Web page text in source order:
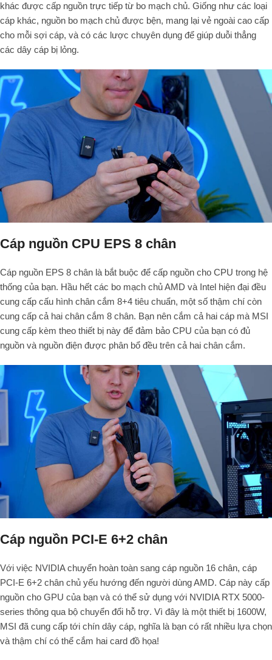
khác được cấp nguồn trực tiếp từ bo mạch chủ. Giống như các loại
cáp khác, nguồn bo mạch chủ được bện, mang lại vẻ ngoài cao cấp
cho mỗi sợi cáp, và có các lược chuyên dụng để giúp duỗi thẳng
các dây cáp bị lỏng.
Cáp nguồn CPU EPS 8 chân
Cáp nguồn EPS 8 chân là bắt buộc để cấp nguồn cho CPU trong hệ
thống của bạn. Hầu hết các bo mạch chủ AMD và Intel hiện đại đều
cung cấp cấu hình chân cắm 8+4 tiêu chuẩn, một số thậm chí còn
cung cấp cả hai chân cắm 8 chân. Bạn nên cắm cả hai cáp mà MSI
cung cấp kèm theo thiết bị này để đảm bảo CPU của bạn có đủ
nguồn và nguồn điện được phân bổ đều trên cả hai chân cắm.
Cáp nguồn PCI-E 6+2 chân
Với việc NVIDIA chuyển hoàn toàn sang cáp nguồn 16 chân, cáp
PCI-E 6+2 chân chủ yếu hướng đến người dùng AMD. Cáp này cấp
nguồn cho GPU của bạn và có thể sử dụng với NVIDIA RTX 5000-
series thông qua bộ chuyển đổi hỗ trợ. Vì đây là một thiết bị 1600W,
MSI đã cung cấp tới chín dây cáp, nghĩa là bạn có rất nhiều lựa chọn
và thậm chí có thể cắm hai card đồ họa!